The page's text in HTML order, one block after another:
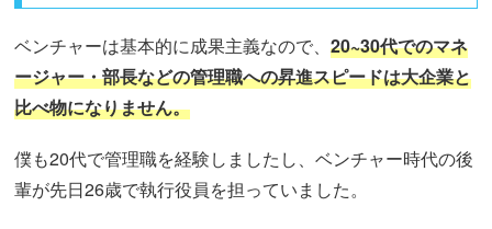
ベンチャーは基本的に成果主義なので、20~30代でのマネ
ージャー・部長などの管理職への昇進スピードは大企業と
比べ物になりません。
僕も20代で管理職を経験しましたし、ベンチャー時代の後
輩が先日26歳で執行役員を担っていました。